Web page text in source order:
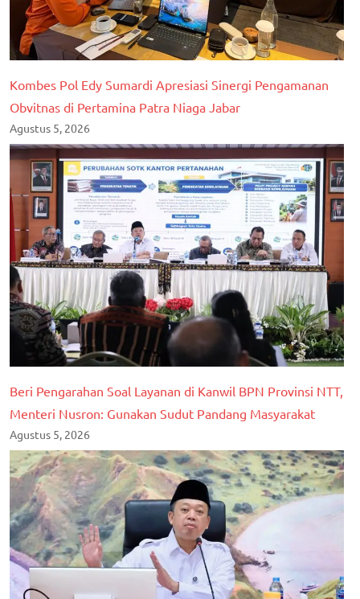
Kombes Pol Edy Sumardi Apresiasi Sinergi Pengamanan
Obvitnas di Pertamina Patra Niaga Jabar
Agustus 5, 2026
Beri Pengarahan Soal Layanan di Kanwil BPN Provinsi NTT,
Menteri Nusron: Gunakan Sudut Pandang Masyarakat
Agustus 5, 2026